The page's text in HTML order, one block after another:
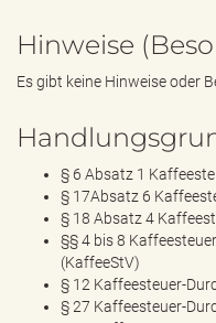
Hinweise
Es gibt keine Hinweise oder
§ 6 Absatz 1
§ 17Absatz 6
§ 18 Absatz 4
§§ 4 bis 8
(KaffeeStV)
§ 12 Kaffeesteuer-
§ 27 Kaffeesteuer-